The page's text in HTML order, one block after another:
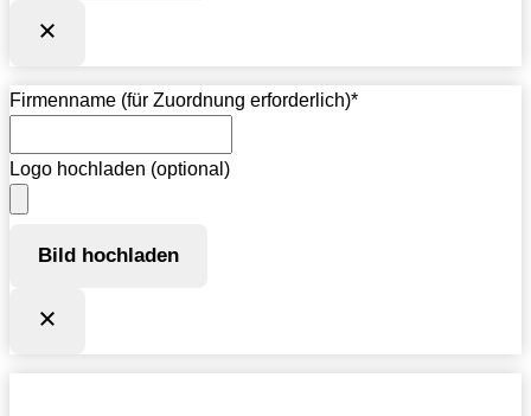
Firmenname (für Zuordnung erforderlich)*
Logo hochladen (optional)
Bild hochladen